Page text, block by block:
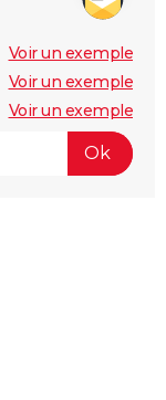
Voir un exemple
Voir un exemple
Voir un exemple